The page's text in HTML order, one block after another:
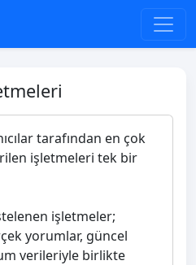
tarafından en çok
işletmeleri tek bir
işletmeler;
yorumlar, güncel
verileriyle birlikte